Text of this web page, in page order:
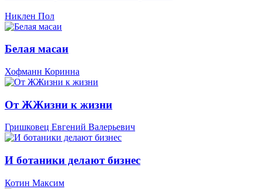
Никлен Пол
Белая масаи
Хофманн Коринна
От ЖЖизни к жизни
Гришковец Евгений Валерьевич
И ботаники делают бизнес
Котин Максим